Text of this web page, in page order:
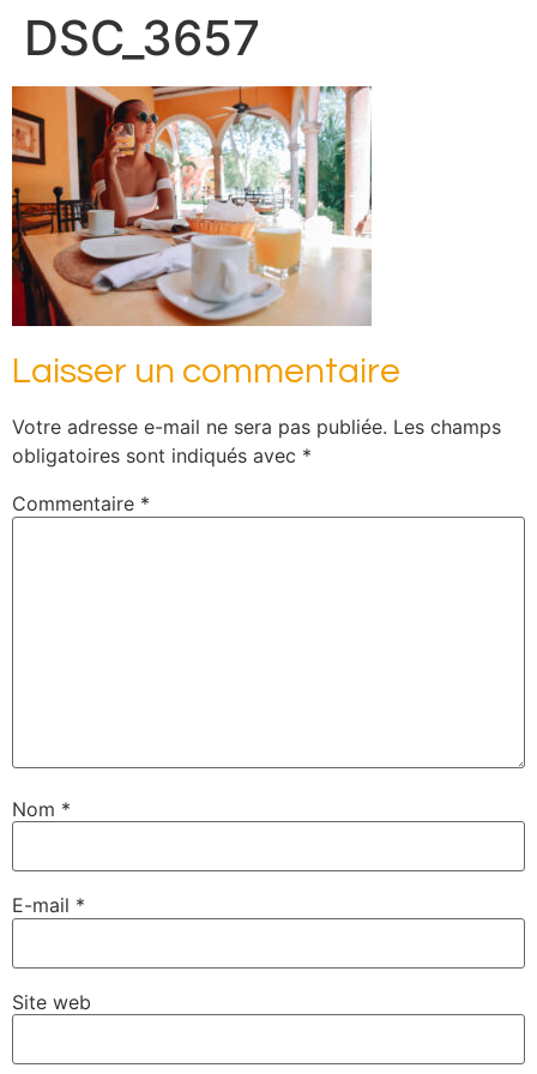
DSC_3657
Laisser un commentaire
Votre adresse e-mail ne sera pas publiée. Les champs
obligatoires sont indiqués avec *
Commentaire *
Nom *
E-mail *
Site web